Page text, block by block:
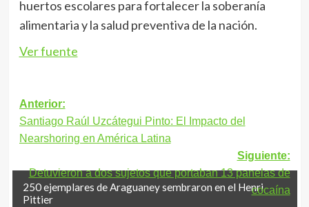
250 ejemplares de Araguaney sembraron en el Henri
Pittier
huertos escolares para fortalecer la soberanía
alimentaria y la salud preventiva de la nación.
Ver fuente
Navegación
de
entradas
Anterior:
Santiago Raúl Uzcátegui Pinto: El Impacto del
Nearshoring en América Latina
Siguiente:
Detuvieron a dos sujetos que portaban 13 panelas de
cocaína